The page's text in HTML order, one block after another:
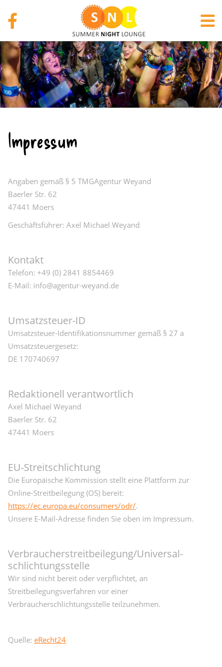
Impressum
Angaben gemäß § 5 TMGAgentur Weyand
Baerler Str. 62
47441 Moers
Geschäftsführer: Axel Michael Weyand
Kontakt
Telefon: +49 (0) 2841 8854469
E-Mail: info@agentur-weyand.de
Umsatzsteuer-ID
Umsatzsteuer-Identifikationsnummer gemäß § 27 a
Umsatzsteuergesetz:
DE 170740697
Redaktionell verantwortlich
Axel Michael Weyand
Baerler Str. 62
47441 Moers
EU-Streitschlichtung
Die Europäische Kommission stellt eine Plattform zur
Online-Streitbeilegung (OS) bereit:
https://ec.europa.eu/consumers/odr/.
Unsere E-Mail-Adresse finden Sie oben im Impressum.
Verbraucher­streit­beilegung/Universal­
schlichtungs­stelle
Wir sind nicht bereit oder verpflichtet, an
Streitbeilegungsverfahren vor einer
Verbraucherschlichtungsstelle teilzunehmen.
Quelle: eRecht24